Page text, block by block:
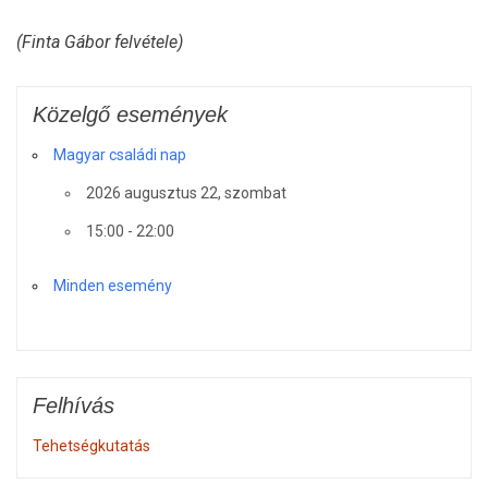
(Finta Gábor felvétele)
Közelgő események
Magyar családi nap
2026 augusztus 22, szombat
15:00 - 22:00
Minden esemény
Felhívás
Tehetségkutatás